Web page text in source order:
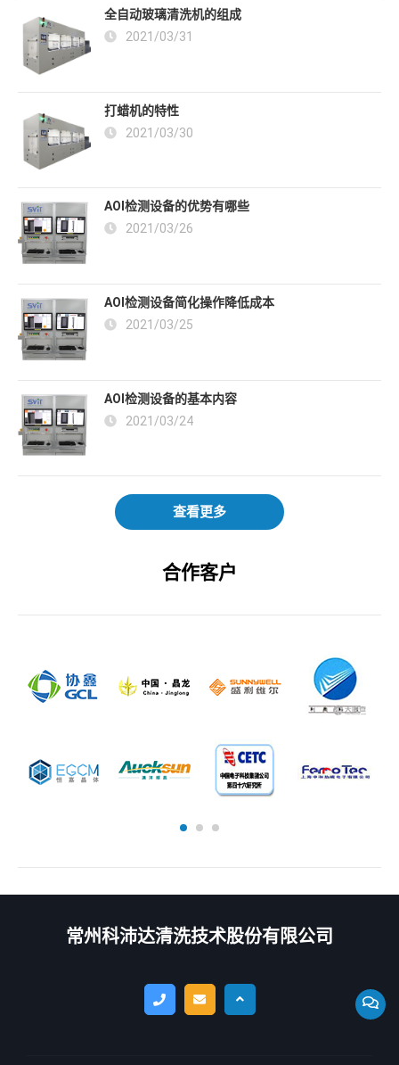
全自动玻璃清洗机的组成
2021/03/31
打蜡机的特性
2021/03/30
AOI检测设备的优势有哪些
2021/03/26
AOI检测设备简化操作降低成本
2021/03/25
AOI检测设备的基本内容
2021/03/24
查看更多
合作客户
常州科沛达清洗技术股份有限公司